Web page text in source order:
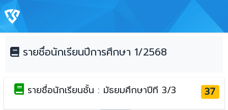
รายชื่อนักเรียนปีการศึกษา 1/2568
รายชื่อนักเรียนชั้น : มัธยมศึกษาปีที 3/3 37